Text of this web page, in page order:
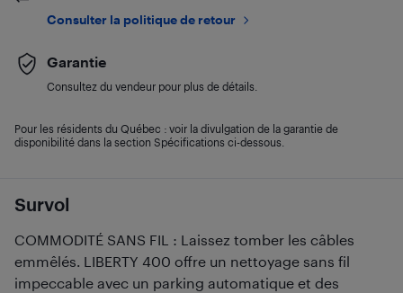
Survol
COMMODITÉ SANS FIL : Laissez tomber les câbles
emmêlés. LIBERTY 400 offre un nettoyage sans fil
impeccable avec un parking automatique et des
Consulter la politique de retour
Garantie
Consultez du vendeur pour plus de détails.
Pour les résidents du Québec : voir la divulgation de la garantie de
disponibilité dans la section Spécifications ci-dessous.